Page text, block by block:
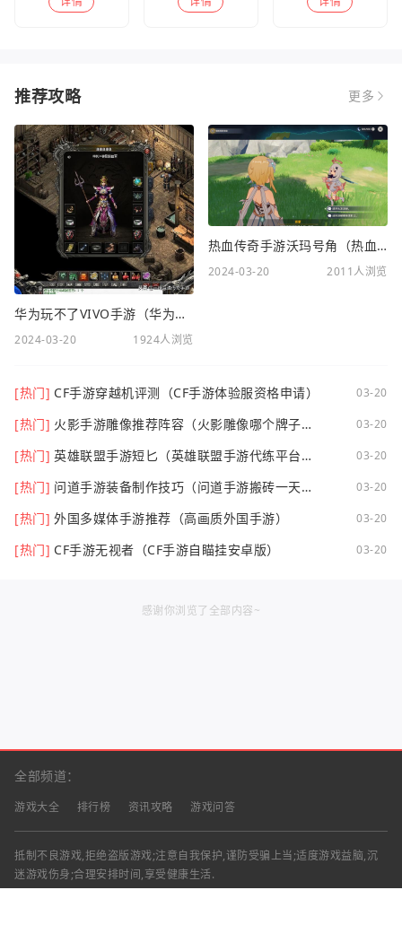
推荐攻略 更多
华为玩不了VIVO手游（华为玩不了VIVO手游怎么办）
2024-03-20 1924人浏览
热血传奇手游沃玛号角（热血传奇沃玛装备隐藏属性）
2024-03-20 2011人浏览
[热门] CF手游穿越机评测（CF手游体验服资格申请） 03-20
[热门] 火影手游雕像推荐阵容（火影雕像哪个牌子
03-20
[热门] 英雄联盟手游短匕（英雄联盟手游代练平台哪
03-20
[热门] 问道手游装备制作技巧（问道手游搬砖一天可
03-20
[热门] 外国多媒体手游推荐（高画质外国手游） 03-20
[热门] CF手游无视者（CF手游自瞄挂安卓版） 03-20
感谢你浏览了全部内容~
全部频道：
游戏大全 排行榜 资讯攻略 游戏问答
抵制不良游戏,拒绝盗版游戏;注意自我保护,谨防受骗上当;适度游戏益脑,沉
迷游戏伤身;合理安排时间,享受健康生活.